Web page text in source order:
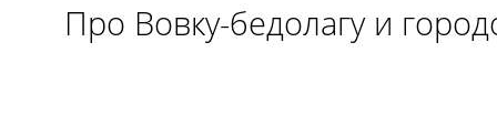
Про Вовку-бедолагу и